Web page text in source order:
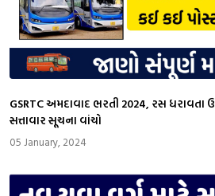
GSRTC અમદાવાદ ભરતી 2024, રસ ધરાવતા ઉમેદવારો તમામ વિગતો માટે
સત્તાવાર સૂચના વાંચો
05 January, 2024